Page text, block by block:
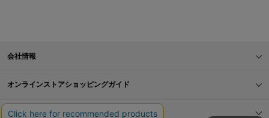
会社情報
オンラインストアショッピングガイド
店舗情報